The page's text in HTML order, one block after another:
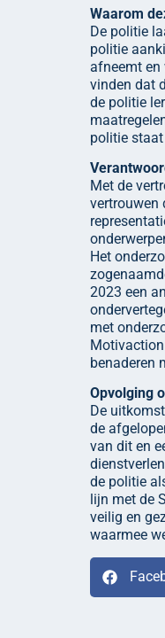
Waarom
De politie
politie
afneemt en
vinden dat
de politie
politie
Met de
vertrouwen
Het
2023 een
met
benaderen
Opvolging
De
de
van dit en
de politie
lijn met de
veilig en
waarmee